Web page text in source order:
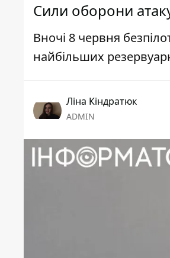
Сили оборони
Вночі 8 червня
найбільших
Ліна Кіндратюк
ADMIN